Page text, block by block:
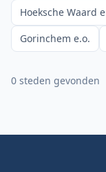
Hoeksche Waard
Gorinchem e.o.
0 steden gevonden